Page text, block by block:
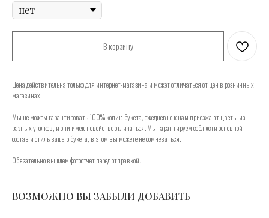
В корзину
Цена действительна только для интернет-магазина и может отличаться от цен в розничных
магазинах.
Мы не можем гарантировать 100% копию букета, ежедневно к нам приезжают цветы из
разных уголков, и они имеют свойство отличаться. Мы гарантируем соблюсти основной
состав и стиль вашего букета, в этом вы можете не сомневаться.
Обязательно вышлем фотоотчет перед отправкой.
ВОЗМОЖНО ВЫ ЗАБЫЛИ ДОБАВИТЬ